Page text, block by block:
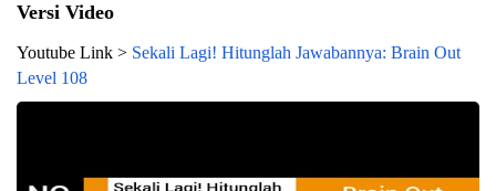
Versi Video
Youtube Link > Sekali Lagi! Hitunglah Jawabannya: Brain Out
Level 108